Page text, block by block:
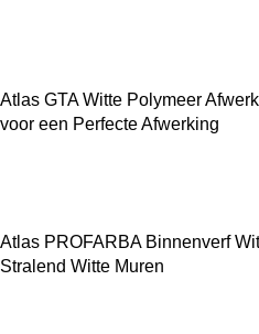
Atlas GTA Witte Polymeer
voor een Perfecte Afwerking
Atlas PROFARBA Binnenverf
Stralend Witte Muren